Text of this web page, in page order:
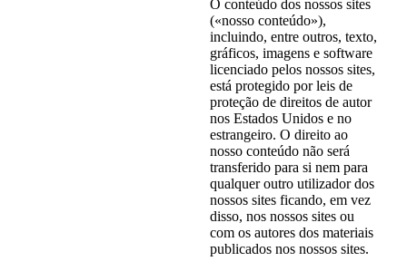
O conteúdo dos nossos sites
(«nosso conteúdo»),
incluindo, entre outros, texto,
gráficos, imagens e software
licenciado pelos nossos sites,
está protegido por leis de
proteção de direitos de autor
nos Estados Unidos e no
estrangeiro. O direito ao
nosso conteúdo não será
transferido para si nem para
qualquer outro utilizador dos
nossos sites ficando, em vez
disso, nos nossos sites ou
com os autores dos materiais
publicados nos nossos sites.